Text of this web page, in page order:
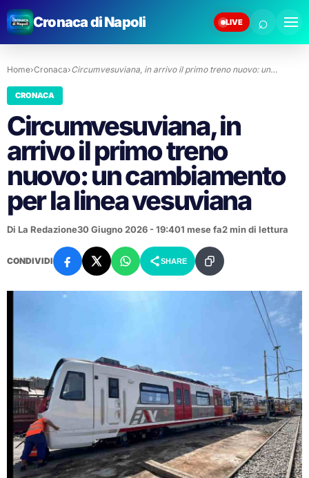
Cronaca di Napoli LIVE ⌕
Home›Cronaca›Circumvesuviana, in arrivo il primo treno nuovo: un…
CRONACA
Circumvesuviana, in
arrivo il primo treno
nuovo: un cambiamento
per la linea vesuviana
Di La Redazione30 Giugno 2026 - 19:401 mese fa2 min di lettura
CONDIVIDI SHARE